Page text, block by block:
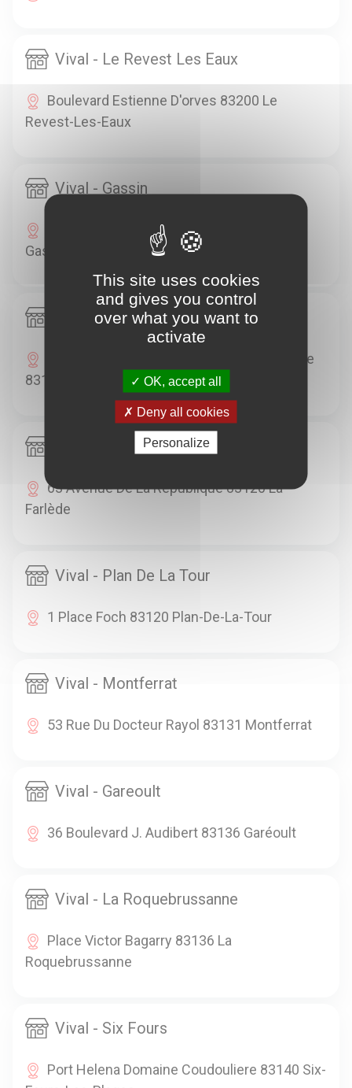
Vival - Le Revest Les Eaux
Boulevard Estienne D'orves 83200 Le
Revest-Les-Eaux
Vival - Gassin
1048 Route Departementale 559 83000
Gassin
Vival - Sanary Sur Mer
200 Route De Bandol / Chemin De La Lange
83110 Sanary-Sur-Mer
Vival - La Farlede
63 Avenue De La Republique 83120 La
Farlède
Vival - Plan De La Tour
1 Place Foch 83120 Plan-De-La-Tour
Vival - Montferrat
53 Rue Du Docteur Rayol 83131 Montferrat
Vival - Gareoult
36 Boulevard J. Audibert 83136 Garéoult
Vival - La Roquebrussanne
Place Victor Bagarry 83136 La
Roquebrussanne
Vival - Six Fours
Port Helena Domaine Coudouliere 83140 Six-
This site uses cookies
and gives you control
over what you want to
activate
OK, accept all
Deny all cookies
Personalize